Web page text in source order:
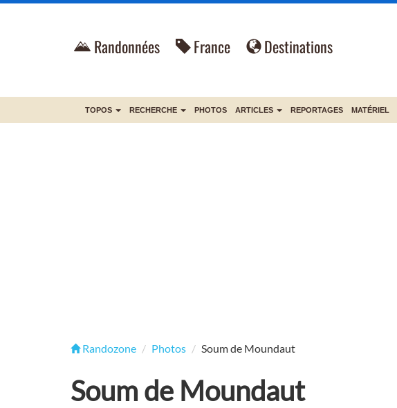
Randonnées France Destinations
TOPOS RECHERCHE PHOTOS ARTICLES REPORTAGES MATÉRIEL
Randozone Photos Soum de Moundaut
Soum de Moundaut